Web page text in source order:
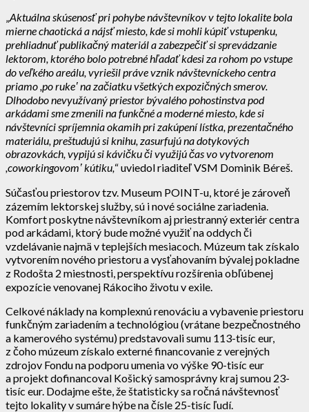
Aktuálna skúsenosť pri pohybe návštevníkov v tejto lokalite bola
mierne chaotická a nájsť miesto, kde si mohli kúpiť vstupenku,
prehliadnuť publikačný materiál a zabezpečiť si sprevádzanie
lektorom, ktorého bolo potrebné hľadať kdesi za rohom po vstupe
do veľkého areálu, vyriešil práve vznik návštevníckeho centra
priamo ,po rukeʽ na začiatku všetkých expozičných smerov.
Dlhodobo nevyužívaný priestor bývalého pohostinstva pod
arkádami sme zmenili na funkčné a moderné miesto, kde si
návštevníci spríjemnia okamih pri zakúpení lístka, prezentačného
materiálu, preštudujú si knihu, zasurfujú na dotykových
obrazovkách, vypijú si kávičku či využijú čas vo vytvorenom
,coworkingovomʽ kútiku, “ uviedol riaditeľ VSM Dominik Béreš.
Súčasťou priestorov tzv. Museum POINT-u, ktoré je zároveň
zázemím lektorskej služby, sú i nové sociálne zariadenia.
Komfort poskytne návštevníkom aj priestranný exteriér centra
pod arkádami, ktorý bude možné využiť na oddych či
vzdelávanie najmä v teplejších mesiacoch. Múzeum tak získalo
vytvorením nového priestoru a vysťahovaním bývalej pokladne
z Rodošta 2 miestnosti, perspektívu rozšírenia obľúbenej
expozície venovanej Rákociho životu v exile.
Celkové náklady na komplexnú renováciu a vybavenie priestoru
funkčným zariadením a technológiou (vrátane bezpečnostného
a kamerového systému) predstavovali sumu 113-tisíc eur,
z čoho múzeum získalo externé financovanie z verejných
zdrojov Fondu na podporu umenia vo výške 90-tisíc eur
a projekt dofinancoval Košický samosprávny kraj sumou 23-
tisíc eur. Dodajme ešte, že štatisticky sa ročná návštevnosť
tejto lokality v sumáre hýbe na čísle 25-tisíc ľudí.